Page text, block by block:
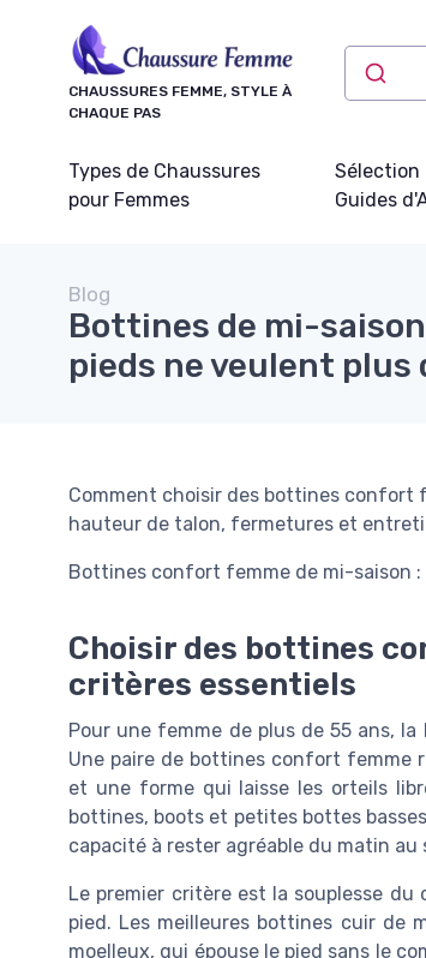
CHAUSSURES FEMME, STYLE À
CHAQUE PAS
Types de Chaussures
pour Femmes
Sélection
Guides
Blog
Bottines de mi-
pieds ne veulent
Comment choisir des bottines confort
hauteur de talon, fermetures et
Bottines confort femme de mi-saison :
Choisir des bottines
critères essentiels
Pour une femme de plus de 55 ans,
Une paire de bottines confort femme
et une forme qui laisse les orteils
bottines, boots et petites bottes
capacité à rester agréable du matin
Le premier critère est la souplesse
pied. Les meilleures bottines cuir de
moelleux, qui épouse le pied sans le